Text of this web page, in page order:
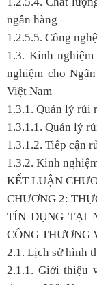
ngân hàng
1.2.5.5. Công
1.3. Kinh
nghiệm cho
Việt Nam
1.3.1. Quản lý rủi
1.3.1.1. Quản lý
1.3.1.2. Tiếp cận
1.3.2. Kinh
KẾT LUẬN
CHƯƠNG 2:
TÍN DỤNG TẠI
CÔNG
2.1. Lịch sử hình
2.1.1. Giới thiệu